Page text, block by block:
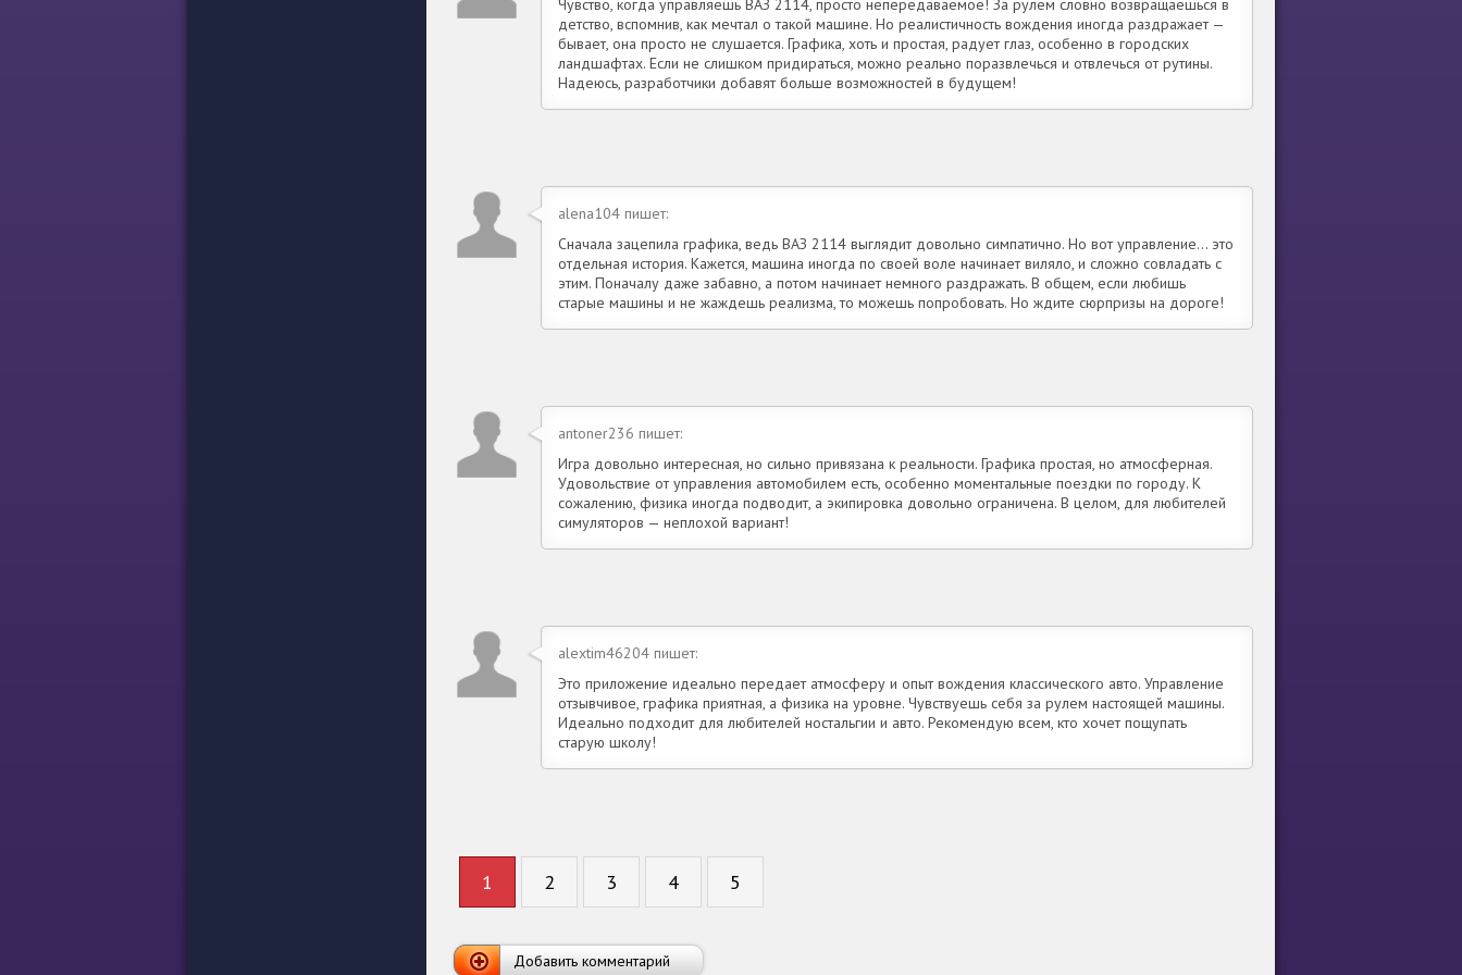
Чувство, когда управляешь ВАЗ 2114, просто непередаваемое! За рулём словно возвращаешься в
детство, вспомнив, как мечтал о такой машине. Но реалистичность вождения иногда раздражает —
бывает, она просто не слушается. Графика, хоть и простая, радует глаз, особенно в городских
ландшафтах. Если не слишком придираться, можно реально поразвлечься и отвлечься от рутины.
Надеюсь, разработчики добавят больше возможностей в будущем!
alena104 пишет:
Сначала зацепила графика, ведь ВАЗ 2114 выглядит довольно симпатично. Но вот управление… это
отдельная история. Кажется, машина иногда по своей воле начинает виляло, и сложно совладать с
этим. Поначалу даже забавно, а потом начинает немного раздражать. В общем, если любишь
старые машины и не жаждешь реализма, то можешь попробовать. Но ждите сюрпризы на дороге!
antoner236 пишет:
Игра довольно интересная, но сильно привязана к реальности. Графика простая, но атмосферная.
Удовольствие от управления автомобилем есть, особенно моментальные поездки по городу. К
сожалению, физика иногда подводит, а экипировка довольно ограничена. В целом, для любителей
симуляторов — неплохой вариант!
alextim46204 пишет:
Это приложение идеально передает атмосферу и опыт вождения классического авто. Управление
отзывчивое, графика приятная, а физика на уровне. Чувствуешь себя за рулем настоящей машины.
Идеально подходит для любителей ностальгии и авто. Рекомендую всем, кто хочет пощупать
старую школу!
1 2 3 4 5
Добавить комментарий